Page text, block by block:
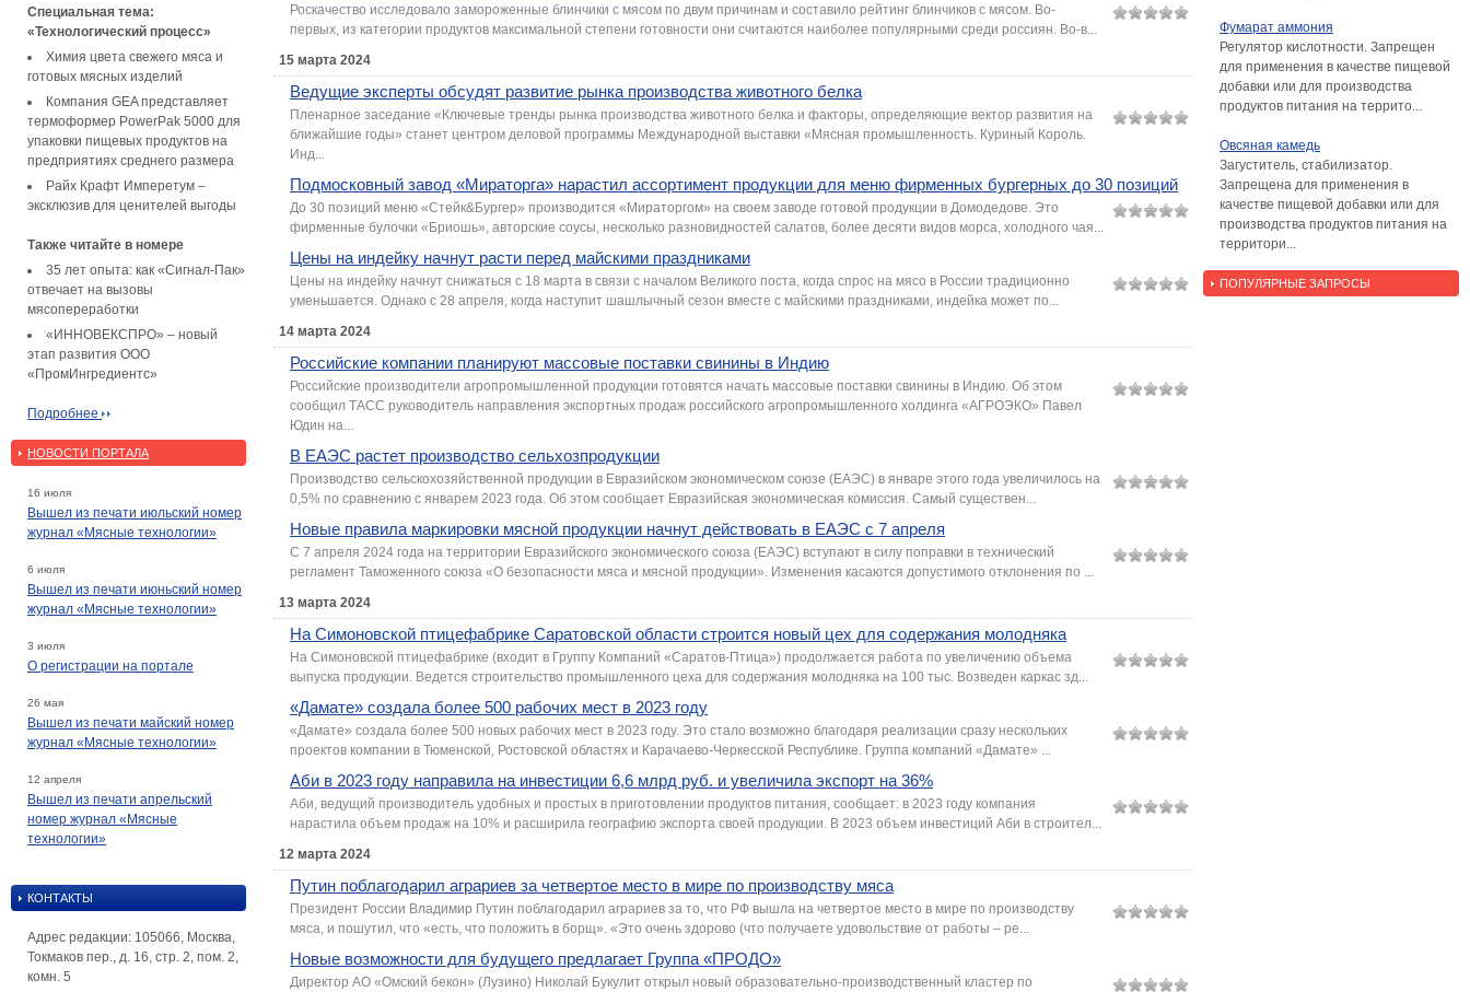
Специальная тема:
«Технологический процесс»
Химия цвета свежего мяса и
готовых мясных изделий
Компания GEA представляет
термоформер PowerPak 5000 для
упаковки пищевых продуктов на
предприятиях среднего размера
Райх Крафт Имперетум –
эксклюзив для ценителей выгоды
Также читайте в номере
35 лет опыта: как «Сигнал-Пак»
отвечает на вызовы
мясопереработки
«ИННОВЕКСПРО» – новый
этап развития ООО
«ПромИнгредиентс»
Подробнее
НОВОСТИ ПОРТАЛА
16 июля
Вышел из печати июльский номер
журнал «Мясные технологии»
6 июля
Вышел из печати июньский номер
журнал «Мясные технологии»
3 июля
О регистрации на портале
26 мая
Вышел из печати майский номер
журнал «Мясные технологии»
12 апреля
Вышел из печати апрельский
номер журнал «Мясные
технологии»
КОНТАКТЫ
Адрес редакции: 105066, Москва,
Токмаков пер., д. 16, стр. 2, пом. 2,
комн. 5
Роскачество исследовало замороженные блинчики с мясом по двум причинам и составило рейтинг блинчиков с мясом. Во-
первых, из категории продуктов максимальной степени готовности они считаются наиболее популярными среди россиян. Во-в...
15 марта 2024
Ведущие эксперты обсудят развитие рынка производства животного белка
Пленарное заседание «Ключевые тренды рынка производства животного белка и факторы, определяющие вектор развития на
ближайшие годы» станет центром деловой программы Международной выставки «Мясная промышленность. Куриный Король.
Инд...
Подмосковный завод «Мираторга» нарастил ассортимент продукции для меню фирменных бургерных до 30 позиций
До 30 позиций меню «Стейк&Бургер» производится «Мираторгом» на своем заводе готовой продукции в Домодедове. Это
фирменные булочки «Бриошь», авторские соусы, несколько разновидностей салатов, более десяти видов морса, холодного чая...
Цены на индейку начнут расти перед майскими праздниками
Цены на индейку начнут снижаться с 18 марта в связи с началом Великого поста, когда спрос на мясо в России традиционно
уменьшается. Однако с 28 апреля, когда наступит шашлычный сезон вместе с майскими праздниками, индейка может по...
14 марта 2024
Российские компании планируют массовые поставки свинины в Индию
Российские производители агропромышленной продукции готовятся начать массовые поставки свинины в Индию. Об этом
сообщил ТАСС руководитель направления экспортных продаж российского агропромышленного холдинга «АГРОЭКО» Павел
Юдин на...
В ЕАЭС растет производство сельхозпродукции
Производство сельскохозяйственной продукции в Евразийском экономическом союзе (ЕАЭС) в январе этого года увеличилось на
0,5% по сравнению с январем 2023 года. Об этом сообщает Евразийская экономическая комиссия. Самый существен...
Новые правила маркировки мясной продукции начнут действовать в ЕАЭС с 7 апреля
С 7 апреля 2024 года на территории Евразийского экономического союза (ЕАЭС) вступают в силу поправки в технический
регламент Таможенного союза «О безопасности мяса и мясной продукции». Изменения касаются допустимого отклонения по ...
13 марта 2024
На Симоновской птицефабрике Саратовской области строится новый цех для содержания молодняка
На Симоновской птицефабрике (входит в Группу Компаний «Саратов-Птица») продолжается работа по увеличению объема
выпуска продукции. Ведется строительство промышленного цеха для содержания молодняка на 100 тыс. Возведен каркас зд...
«Дамате» создала более 500 рабочих мест в 2023 году
«Дамате» создала более 500 новых рабочих мест в 2023 году. Это стало возможно благодаря реализации сразу нескольких
проектов компании в Тюменской, Ростовской областях и Карачаево-Черкесской Республике. Группа компаний «Дамате» ...
Аби в 2023 году направила на инвестиции 6,6 млрд руб. и увеличила экспорт на 36%
Аби, ведущий производитель удобных и простых в приготовлении продуктов питания, сообщает: в 2023 году компания
нарастила объем продаж на 10% и расширила географию экспорта своей продукции. В 2023 объем инвестиций Аби в строител...
12 марта 2024
Путин поблагодарил аграриев за четвертое место в мире по производству мяса
Президент России Владимир Путин поблагодарил аграриев за то, что РФ вышла на четвертое место в мире по производству
мяса, и пошутил, что «есть, что положить в борщ». «Это очень здорово (что получаете удовольствие от работы – ре...
Новые возможности для будущего предлагает Группа «ПРОДО»
Директор АО «Омский бекон» (Лузино) Николай Букулит открыл новый образовательно-производственный кластер по
Фумарат аммония
Регулятор кислотности. Запрещен
для применения в качестве пищевой
добавки или для производства
продуктов питания на террито...
Овсяная камедь
Загуститель, стабилизатор.
Запрещена для применения в
качестве пищевой добавки или для
производства продуктов питания на
территори...
ПОПУЛЯРНЫЕ ЗАПРОСЫ